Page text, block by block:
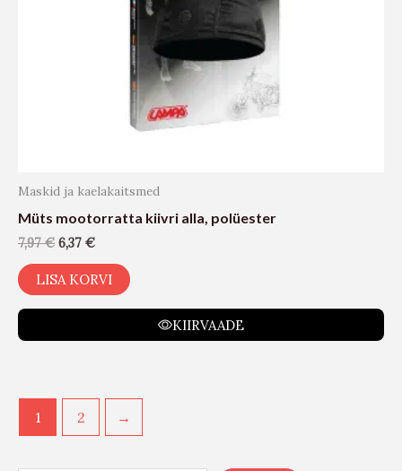
Maskid ja kaelakaitsmed
Müts mootorratta kiivri alla, polüester
7,97€ 6,37 €
LISA KORVI
KIIRVAADE
1 2 →